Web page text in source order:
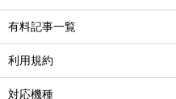
有料記事一覧
利用規約
対応機種